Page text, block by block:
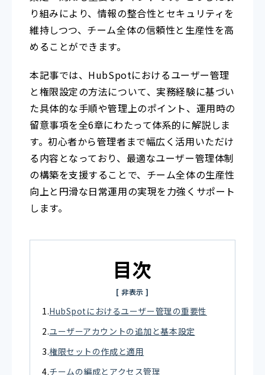
り組みにより、情報の整合性とセキュリティを
維持しつつ、チーム全体の信頼性と生産性を高
めることができます。
本記事では、HubSpotにおけるユーザー管理
と権限設定の方法について、実務経験に基づい
た具体的な手順や管理上のポイント、運用時の
留意事項を全6章にわたって体系的に解説しま
す。初心者から管理者まで幅広く活用いただけ
る内容となっており、最適なユーザー管理体制
の構築を支援することで、チーム全体の生産性
向上と円滑な日常運用の実現を力強くサポート
します。
目次
HubSpotにおけるユーザー管理の重要性
ユーザーアカウントの追加と基本設定
権限セットの作成と適用
チームの編成とアクセス管理